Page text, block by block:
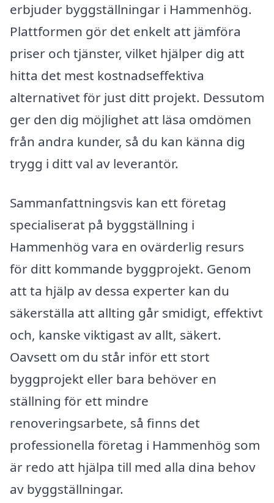
erbjuder byggställningar i Hammenhög.
Plattformen gör det enkelt att jämföra
priser och tjänster, vilket hjälper dig att
hitta det mest kostnadseffektiva
alternativet för just ditt projekt. Dessutom
ger den dig möjlighet att läsa omdömen
från andra kunder, så du kan känna dig
trygg i ditt val av leverantör.
Sammanfattningsvis kan ett företag
specialiserat på byggställning i
Hammenhög vara en ovärderlig resurs
för ditt kommande byggprojekt. Genom
att ta hjälp av dessa experter kan du
säkerställa att allting går smidigt, effektivt
och, kanske viktigast av allt, säkert.
Oavsett om du står inför ett stort
byggprojekt eller bara behöver en
ställning för ett mindre
renoveringsarbete, så finns det
professionella företag i Hammenhög som
är redo att hjälpa till med alla dina behov
av byggställningar.